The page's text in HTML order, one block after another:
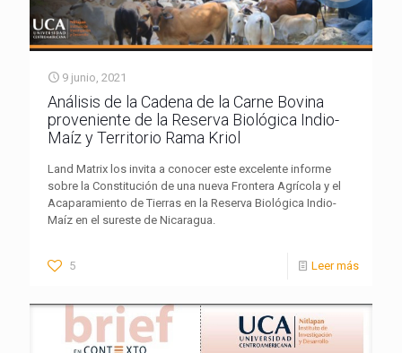
9 junio, 2021
Análisis de la Cadena de la Carne Bovina
proveniente de la Reserva Biológica Indio-
Maíz y Territorio Rama Kriol
Land Matrix los invita a conocer este excelente informe
sobre la Constitución de una nueva Frontera Agrícola y el
Acaparamiento de Tierras en la Reserva Biológica Indio-
Maíz en el sureste de Nicaragua.
5 Leer más